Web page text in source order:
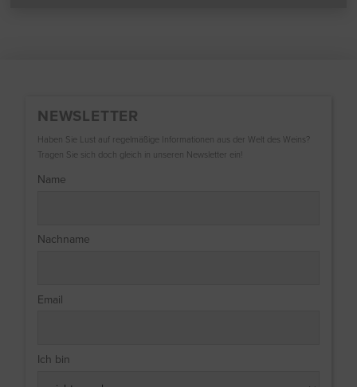
NEWSLETTER
Haben Sie Lust auf regelmäßige Informationen aus der Welt des Weins?
Tragen Sie sich doch gleich in unseren Newsletter ein!
Name
Nachname
Email
Ich bin